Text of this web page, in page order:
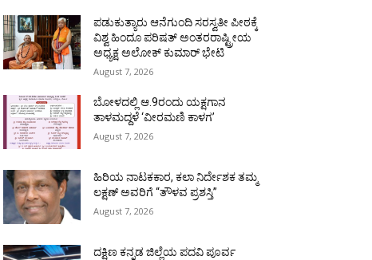
ಪಡುಕುತ್ಯಾರು ಆನೆಗುಂದಿ ಸರಸ್ವತೀ ಪೀಠಕ್ಕೆ
ವಿಶ್ವ ಹಿಂದೂ ಪರಿಷತ್ ಅಂತರರಾಷ್ಟ್ರೀಯ
ಅಧ್ಯಕ್ಷ ಅಲೋಕ್ ಕುಮಾರ್ ಭೇಟಿ
August 7, 2026
ಬೋಳದಲ್ಲಿ ಆ.9ರಂದು ಯಕ್ಷಗಾನ
ತಾಳಮದ್ದಳೆ ‘ವೀರಮಣಿ ಕಾಳಗ’
August 7, 2026
ಹಿರಿಯ ನಾಟಕಕಾರ, ಕಲಾ ನಿರ್ದೇಶಕ ತಮ್ಮ
ಲಕ್ಷಣ್ ಅವರಿಗೆ “ತೌಳವ ಪ್ರಶಸ್ತಿ”
August 7, 2026
ದಕ್ಷಿಣ ಕನ್ನಡ ಜಿಲ್ಲೆಯ ಪದವಿ ಪೂರ್ವ